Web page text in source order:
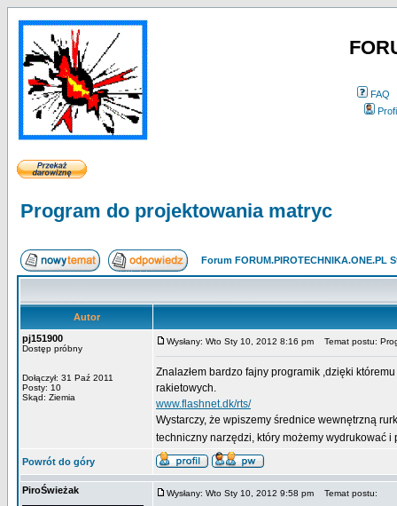
FAQ
Program do projektowania matryc
Forum FORUM.PIROTECHNIKA.ONE.PL
Autor
pj151900
Dostęp próbny
Dołączył: 31 Paź 2011
Posty: 10
Skąd: Ziemia
Wysłany: Wto Sty 10, 2012 8:16 pm Temat postu:
Znalazłem bardzo fajny programik ,dzięki
rakietowych.
www.flashnet.dk/rts/
Wystarczy, że wpiszemy średnice wewnętrzną
techniczny narzędzi, który możemy wydrukować
Powrót do góry
PiroŚwieżak Wysłany: Wto Sty 10, 2012 9:58 pm Temat postu: